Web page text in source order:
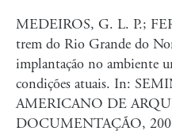
MEDEIROS, G. L. P.;
trem do Rio Grande do
implantação no ambiente
condições atuais. In:
AMERICANO DE
DOCUMENTAÇÃO,